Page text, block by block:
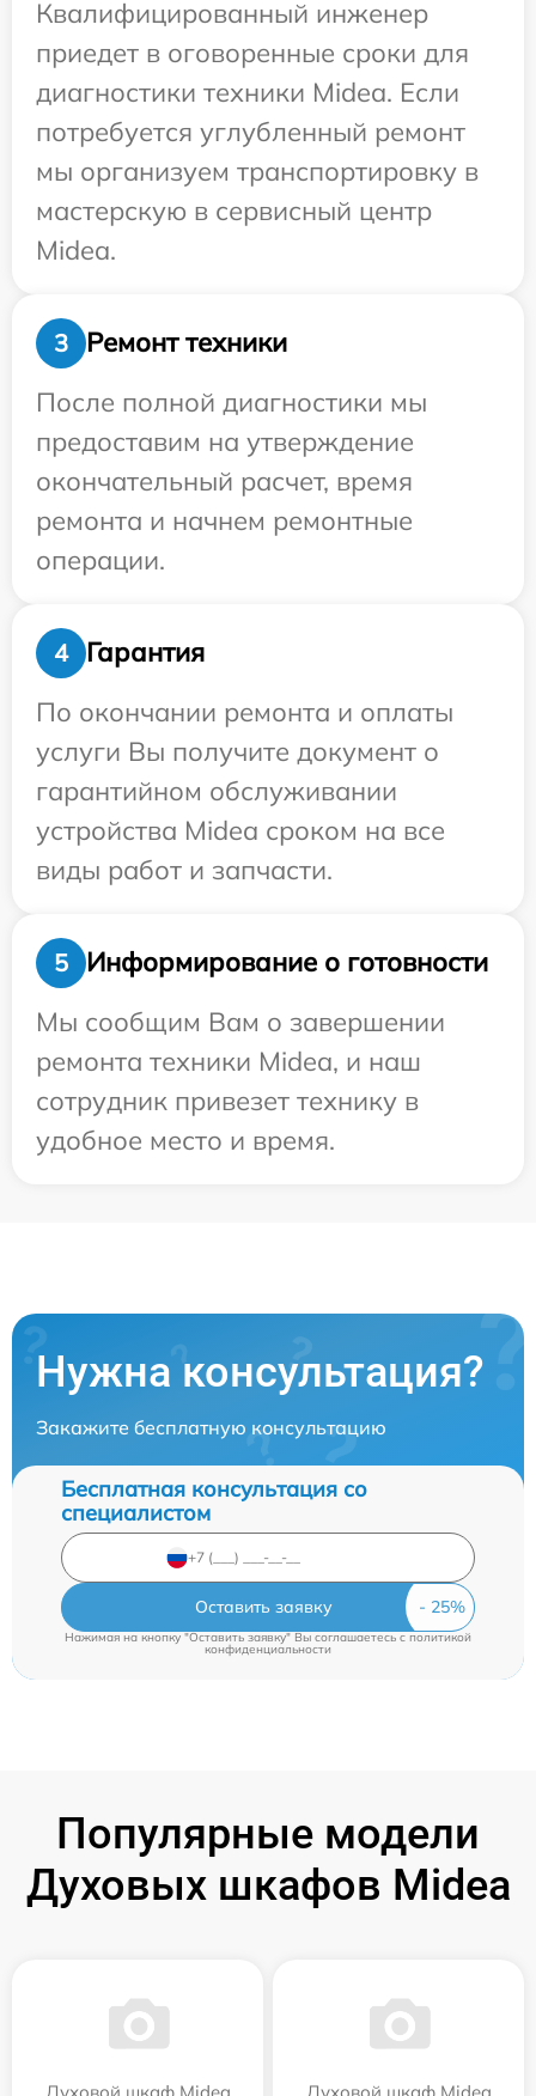
Квалифицированный инженер
приедет в оговоренные сроки для
диагностики техники Midea. Если
потребуется углубленный ремонт
мы организуем транспортировку в
мастерскую в сервисный центр
Midea.
3
Ремонт техники
После полной диагностики мы
предоставим на утверждение
окончательный расчет, время
ремонта и начнем ремонтные
операции.
4
Гарантия
По окончании ремонта и оплаты
услуги Вы получите документ о
гарантийном обслуживании
устройства Midea сроком на все
виды работ и запчасти.
5
Информирование о готовности
Мы сообщим Вам о завершении
ремонта техники Midea, и наш
сотрудник привезет технику в
удобное место и время.
Нужна консультация?
Закажите бесплатную консультацию
Бесплатная консультация со
специалистом
Оставить заявку
Нажимая на кнопку "Оставить заявку" Вы соглашаетесь cполитикой
конфиденциальности
Популярные модели
Духовых шкафов Midea